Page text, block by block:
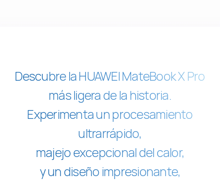
Descubre la HUAWEI MateBook X Pro
más ligera de la historia.
Experimenta un procesamiento
ultrarrápido,
majejo excepcional del calor,
y un diseño impresionante,